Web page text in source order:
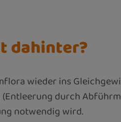
dahinter?
wieder ins
durch
notwendig wird.